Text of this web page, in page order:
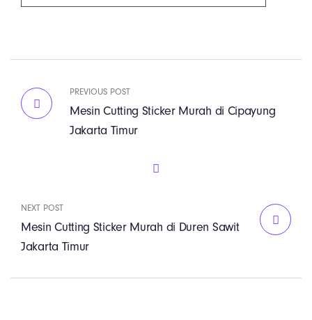
PREVIOUS POST
Mesin Cutting Sticker Murah di Cipayung
Jakarta Timur
NEXT POST
Mesin Cutting Sticker Murah di Duren Sawit
Jakarta Timur